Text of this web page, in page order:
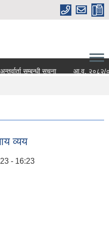
सम्बन्धी सूचना
आ.व. २०८२/०८३
व्यय
- 16:23